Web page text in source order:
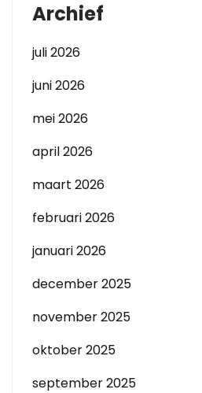
Archief
juli 2026
juni 2026
mei 2026
april 2026
maart 2026
februari 2026
januari 2026
december 2025
november 2025
oktober 2025
september 2025